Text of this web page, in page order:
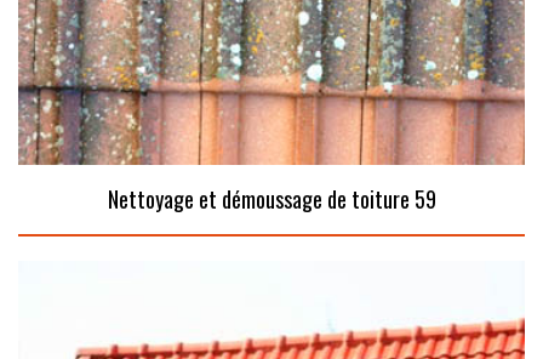
Nettoyage et démoussage de toiture 59